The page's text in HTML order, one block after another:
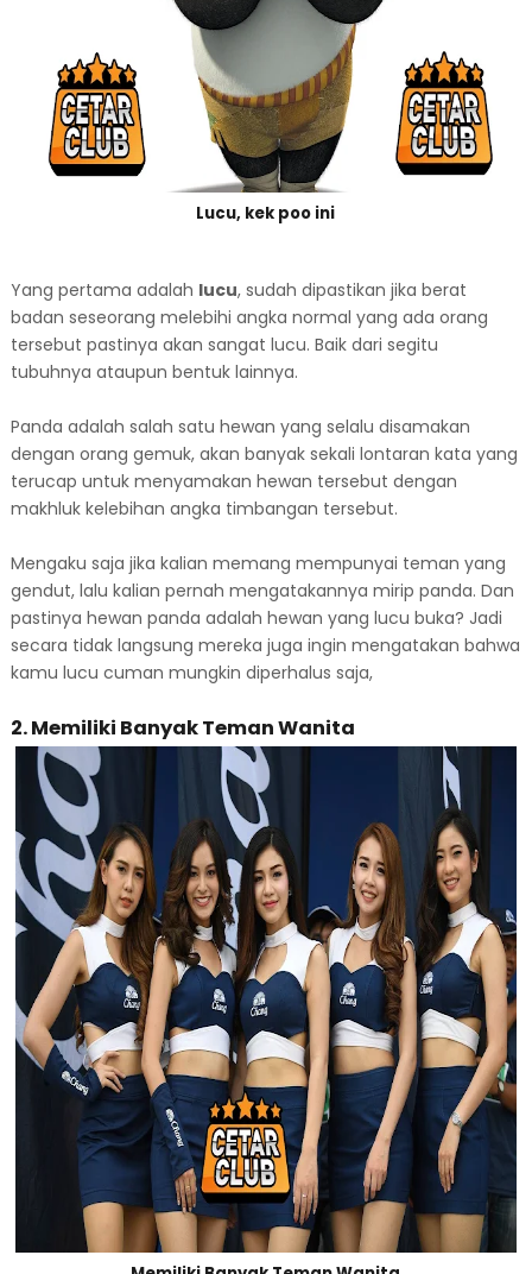
Lucu, kek poo ini
Yang pertama adalah lucu, sudah dipastikan jika berat
badan seseorang melebihi angka normal yang ada orang
tersebut pastinya akan sangat lucu. Baik dari segitu
tubuhnya ataupun bentuk lainnya.
Panda adalah salah satu hewan yang selalu disamakan
dengan orang gemuk, akan banyak sekali lontaran kata yang
terucap untuk menyamakan hewan tersebut dengan
makhluk kelebihan angka timbangan tersebut.
Mengaku saja jika kalian memang mempunyai teman yang
gendut, lalu kalian pernah mengatakannya mirip panda. Dan
pastinya hewan panda adalah hewan yang lucu buka? Jadi
secara tidak langsung mereka juga ingin mengatakan bahwa
kamu lucu cuman mungkin diperhalus saja,
2. Memiliki Banyak Teman Wanita